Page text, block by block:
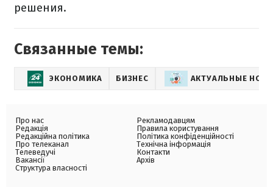
решения.
Связанные темы:
ЭКОНОМИКА БИЗНЕС АКТУАЛЬНЫЕ
Про нас
Редакція
Редакційна політика
Про телеканал
Телеведучі
Вакансії
Структура власності
Рекламодавцям
Правила користування
Політика конфіденційності
Технічна інформація
Контакти
Архів